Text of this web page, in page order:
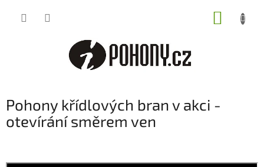
Pohony křídlových bran v akci -
otevírání směrem ven